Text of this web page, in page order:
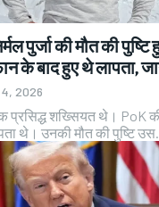
पुर्जा की मौत की
के बाद हुए थे लापता,
2026
एक प्रसिद्ध शख्सियत थे। PoK
थे। उनकी मौत की पुष्टि उस...